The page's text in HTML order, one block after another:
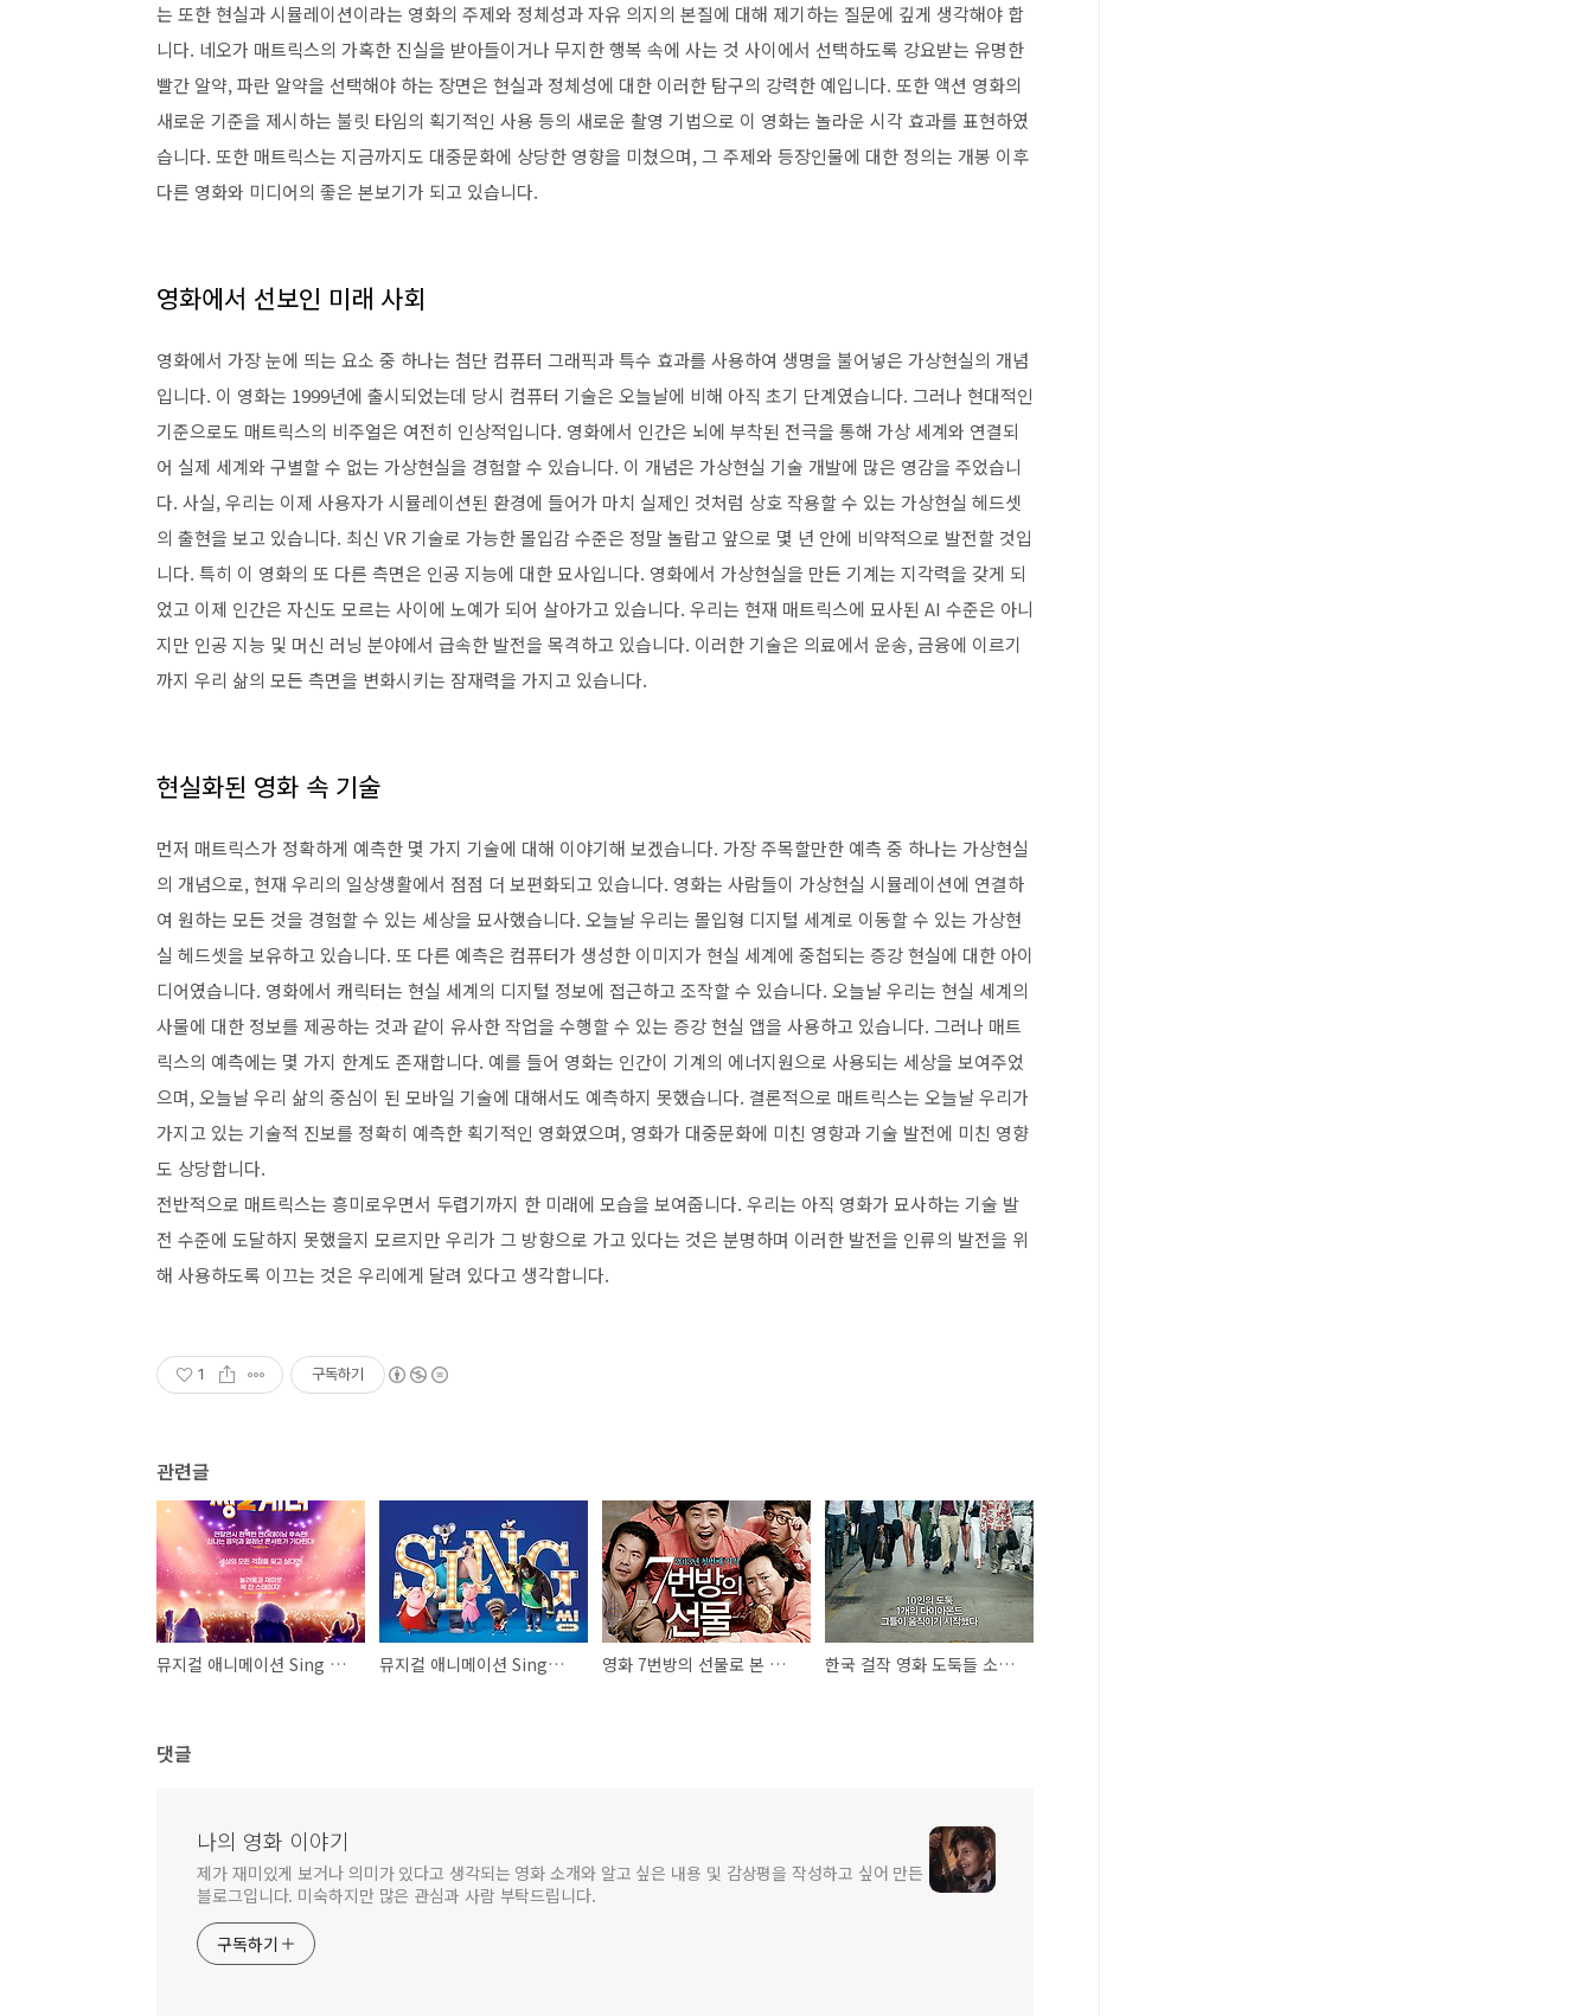
는 또한 현실과 시뮬레이션이라는 영화의 주제와 정체성과 자유 의지의 본질에 대해 제기하는 질문에 깊게 생각해야 합
니다. 네오가 매트릭스의 가혹한 진실을 받아들이거나 무지한 행복 속에 사는 것 사이에서 선택하도록 강요받는 유명한
빨간 알약, 파란 알약을 선택해야 하는 장면은 현실과 정체성에 대한 이러한 탐구의 강력한 예입니다. 또한 액션 영화의
새로운 기준을 제시하는 불릿 타임의 획기적인 사용 등의 새로운 촬영 기법으로 이 영화는 놀라운 시각 효과를 표현하였
습니다. 또한 매트릭스는 지금까지도 대중문화에 상당한 영향을 미쳤으며, 그 주제와 등장인물에 대한 정의는 개봉 이후
다른 영화와 미디어의 좋은 본보기가 되고 있습니다.
영화에서 선보인 미래 사회
영화에서 가장 눈에 띄는 요소 중 하나는 첨단 컴퓨터 그래픽과 특수 효과를 사용하여 생명을 불어넣은 가상현실의 개념
입니다. 이 영화는 1999년에 출시되었는데 당시 컴퓨터 기술은 오늘날에 비해 아직 초기 단계였습니다. 그러나 현대적인
기준으로도 매트릭스의 비주얼은 여전히 ​​인상적입니다. 영화에서 인간은 뇌에 부착된 전극을 통해 가상 세계와 연결되
어 실제 세계와 구별할 수 없는 가상현실을 경험할 수 있습니다. 이 개념은 가상현실 기술 개발에 많은 영감을 주었습니
다. 사실, 우리는 이제 사용자가 시뮬레이션된 환경에 들어가 마치 실제인 것처럼 상호 작용할 수 있는 가상현실 헤드셋
의 출현을 보고 있습니다. 최신 VR 기술로 가능한 몰입감 수준은 정말 놀랍고 앞으로 몇 년 안에 비약적으로 발전할 것입
니다. 특히 이 영화의 또 다른 측면은 인공 지능에 대한 묘사입니다. 영화에서 가상현실을 만든 기계는 지각력을 갖게 되
었고 이제 인간은 자신도 모르는 사이에 노예가 되어 살아가고 있습니다. 우리는 현재 매트릭스에 묘사된 AI 수준은 아니
지만 인공 지능 및 머신 러닝 분야에서 급속한 발전을 목격하고 있습니다. 이러한 기술은 의료에서 ​​운송, 금융에 이르기
까지 우리 삶의 모든 측면을 변화시키는 잠재력을 가지고 있습니다.
현실화된 영화 속 기술
먼저 매트릭스가 정확하게 예측한 몇 가지 기술에 대해 이야기해 보겠습니다. 가장 주목할만한 예측 중 하나는 가상현실
의 개념으로, 현재 우리의 일상생활에서 점점 더 보편화되고 있습니다. 영화는 사람들이 가상현실 시뮬레이션에 연결하
여 원하는 모든 것을 경험할 수 있는 세상을 묘사했습니다. 오늘날 우리는 몰입형 디지털 세계로 이동할 수 있는 가상현
실 헤드셋을 보유하고 있습니다. 또 다른 예측은 컴퓨터가 생성한 이미지가 현실 세계에 중첩되는 증강 현실에 대한 아이
디어였습니다. 영화에서 캐릭터는 현실 세계의 디지털 정보에 접근하고 조작할 수 있습니다. 오늘날 우리는 현실 세계의
사물에 대한 정보를 제공하는 것과 같이 유사한 작업을 수행할 수 있는 증강 현실 앱을 사용하고 있습니다. 그러나 매트
릭스의 예측에는 몇 가지 한계도 존재합니다. 예를 들어 영화는 인간이 기계의 에너지원으로 사용되는 세상을 보여주었
으며, 오늘날 우리 삶의 중심이 된 모바일 기술에 대해서도 예측하지 못했습니다. 결론적으로 매트릭스는 오늘날 우리가
가지고 있는 기술적 진보를 정확히 예측한 획기적인 영화였으며, 영화가 대중문화에 미친 영향과 기술 발전에 미친 영향
도 상당합니다.
전반적으로 매트릭스는 흥미로우면서 두렵기까지 한 미래에 모습을 보여줍니다. 우리는 아직 영화가 묘사하는 기술 발
전 수준에 도달하지 못했을지 모르지만 우리가 그 방향으로 가고 있다는 것은 분명하며 이러한 발전을 인류의 발전을 위
해 사용하도록 이끄는 것은 우리에게 달려 있다고 생각합니다.
1 구독하기
관련글
뮤지컬 애니메이션 Sing 2의 작품소개, 전편과의 비교, 영화속 뮤지컬 노래 뮤지컬 애니메이션 Sing의 등장인물, 뮤지컬 노래, 영화 속 핵심 내용 영화 7번방의 선물로 본 한국의 사형제도와 비판, 그리고 영화가 주는 메세지 한국 걸작 영화 도둑들 소개, 한국영화에 미친 영향, 그리고 한국 영화의 미래
댓글
나의 영화 이야기
제가 재미있게 보거나 의미가 있다고 생각되는 영화 소개와 알고 싶은 내용 및 감상평을 작성하고 싶어 만든
블로그입니다. 미숙하지만 많은 관심과 사람 부탁드립니다.
구독하기